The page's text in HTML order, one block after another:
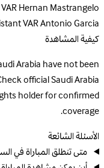
VARHernan Mastrangelo
VARAntonio Garcia
كيفية المشاهدة
Arabia have not been
official Saudi Arabia
holder for confirmed
coverage.
الأسئلة الشائعة
متى تنطلق المباراة في